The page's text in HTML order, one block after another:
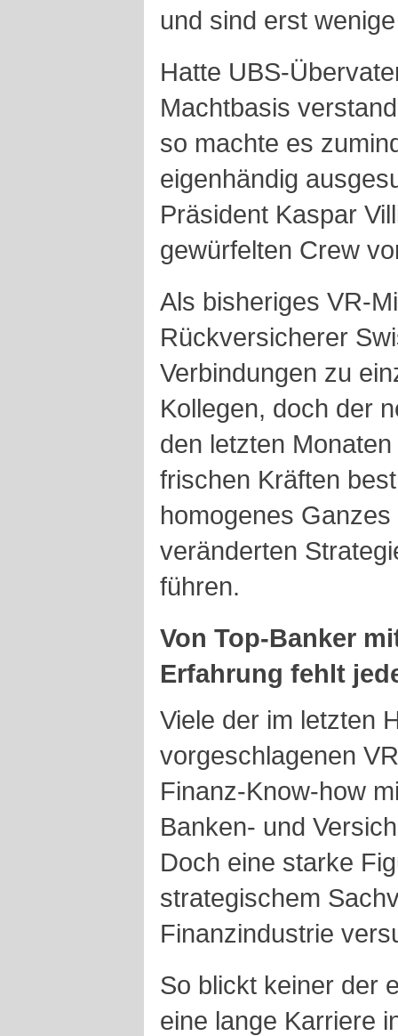
und sind erst
Hatte UBS-
Machtbasis
so machte es
eigenhändig
Präsident Kaspar
gewürfelten Crew
Als bisheriges VR-
Rückversicherer
Verbindungen zu
Kollegen, doch der
den letzten
frischen Kräften
homogenes
veränderten
führen.
Von Top-Banker
Erfahrung fehlt
Viele der im letzten
vorgeschlagenen
Finanz-Know-how
Banken- und
Doch eine starke
strategischem
Finanzindustrie
So blickt keiner der
eine lange Karriere